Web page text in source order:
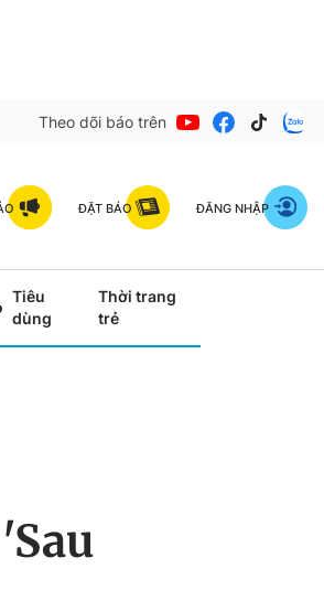
Theo dõi báo trên
ĐẶT BÁO ĐĂNG NHẬP
Tiêu
dùng
Thời trang
trẻ